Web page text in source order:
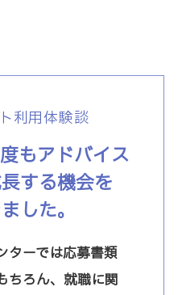
利用体験談
もアドバイス
する機会を
した。
ターでは応募書類
ちろん、就職に関